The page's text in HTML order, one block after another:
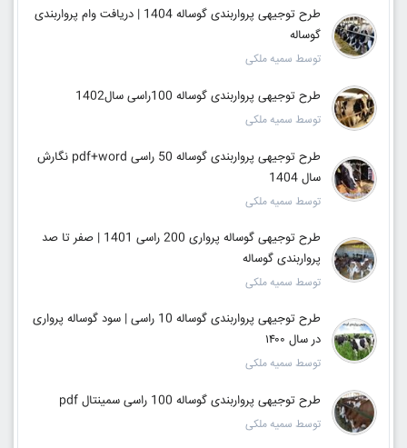
طرح توجیهی پرواربندی گوساله 1404 | دریافت وام پرواربندی
گوساله
توسط سمیه ملکی
طرح توجیهی پرواربندی گوساله 100راسی سال1402
توسط سمیه ملکی
طرح توجیهی پرواربندی گوساله 50 راسی pdf+word نگارش
سال 1404
توسط سمیه ملکی
طرح توجیهی گوساله پرواری 200 راسی 1401 | صفر تا صد
پرواربندی گوساله
توسط سمیه ملکی
طرح توجیهی پرواربندی گوساله 10 راسی | سود گوساله پرواری
در سال ۱۴۰۰
توسط سمیه ملکی
طرح توجیهی پرواربندی گوساله 100 راسی سمینتال pdf
توسط سمیه ملکی